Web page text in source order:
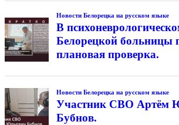
Новости Белорецка на русском языке
В
Белорецкой больницы
плановая проверка.
Новости Белорецка на русском языке
Участник СВО Артём
Бубнов.